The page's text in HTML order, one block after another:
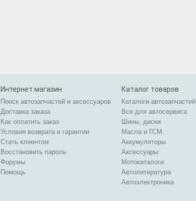
Интернет магазин
Поиск автозапчастей и аксессуаров
Доставка заказа
Как оплатить заказ
Условия возврата и гарантии
Стать клиентом
Восстановить пароль
Форумы
Помощь
Каталог товаров
Каталоги автозапчастей
Все для автосервиса
Шины, диски
Масла и ГСМ
Аккумуляторы
Аксессуары
Мотокаталоги
Автолитература
Автоэлектроника